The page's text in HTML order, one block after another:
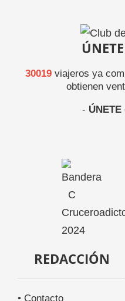
30019viajeros ya
obtienen
-
REDACCIÓN
• Contacto